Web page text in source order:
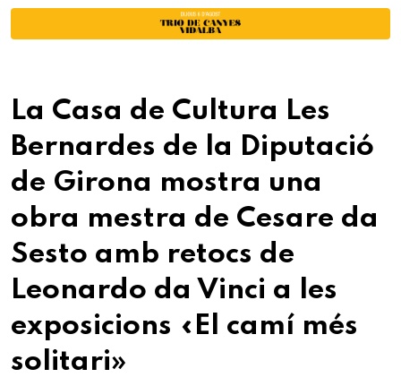
La Casa de Cultura Les
Bernardes de la Diputació
de Girona mostra una
obra mestra de Cesare da
Sesto amb retocs de
Leonardo da Vinci a les
exposicions «El camí més
solitari»